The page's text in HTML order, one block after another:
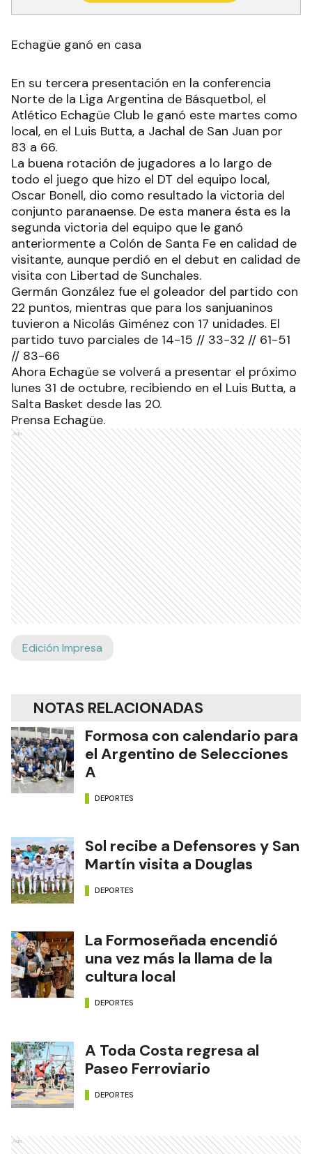
Echagüe ganó en casa
En su tercera presentación en la conferencia
Norte de la Liga Argentina de Básquetbol, el
Atlético Echagüe Club le ganó este martes como
local, en el Luis Butta, a Jachal de San Juan por
83 a 66.
La buena rotación de jugadores a lo largo de
todo el juego que hizo el DT del equipo local,
Oscar Bonell, dio como resultado la victoria del
conjunto paranaense. De esta manera ésta es la
segunda victoria del equipo que le ganó
anteriormente a Colón de Santa Fe en calidad de
visitante, aunque perdió en el debut en calidad de
visita con Libertad de Sunchales.
Germán González fue el goleador del partido con
22 puntos, mientras que para los sanjuaninos
tuvieron a Nicolás Giménez con 17 unidades. El
partido tuvo parciales de 14-15 // 33-32 // 61-51
// 83-66
Ahora Echagüe se volverá a presentar el próximo
lunes 31 de octubre, recibiendo en el Luis Butta, a
Salta Basket desde las 20.
Prensa Echagüe.
Ads
Edición Impresa
NOTAS RELACIONADAS
Formosa con calendario para
el Argentino de Selecciones
A
DEPORTES
Sol recibe a Defensores y San
Martín visita a Douglas
DEPORTES
La Formoseñada encendió
una vez más la llama de la
cultura local
DEPORTES
A Toda Costa regresa al
Paseo Ferroviario
DEPORTES
Ads